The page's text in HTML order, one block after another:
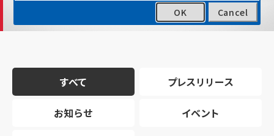
すべて プレスリリース
お知らせ イベント
OK Cancel